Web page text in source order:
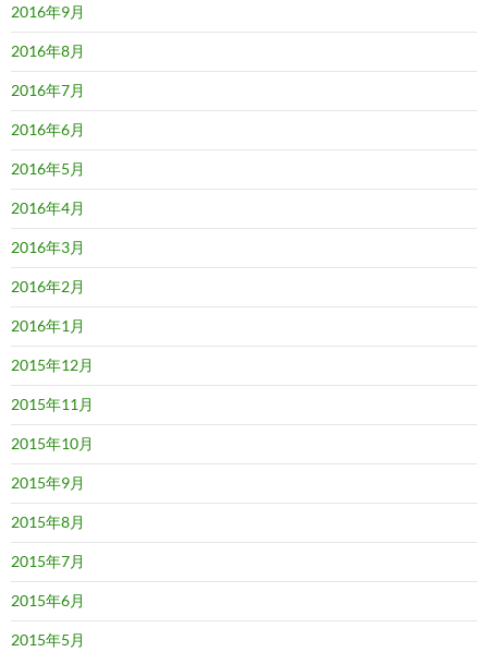
2016年9月
2016年8月
2016年7月
2016年6月
2016年5月
2016年4月
2016年3月
2016年2月
2016年1月
2015年12月
2015年11月
2015年10月
2015年9月
2015年8月
2015年7月
2015年6月
2015年5月